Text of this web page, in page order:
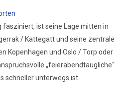
fasziniert, ist seine Lage mitten in
/ Kattegatt und seine zentrale
Kopenhagen und Oslo / Torp oder
„feierabendtaugliche“
schneller unterwegs ist.